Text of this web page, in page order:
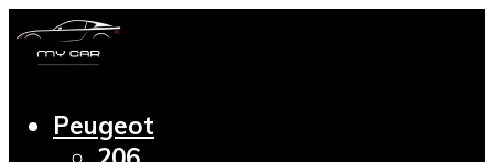
Peugeot